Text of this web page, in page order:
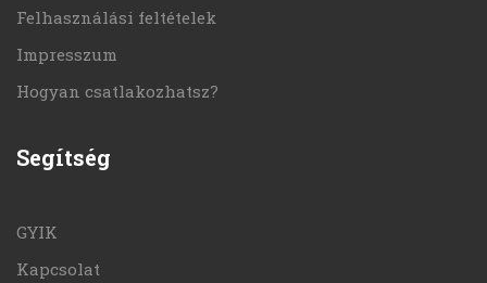
Felhasználási feltételek
Impresszum
Hogyan csatlakozhatsz?
Segítség
GYIK
Kapcsolat